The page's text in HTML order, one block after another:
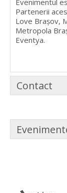
Partenerii
Love Brașov,
Metropola
Eventya.
Contact